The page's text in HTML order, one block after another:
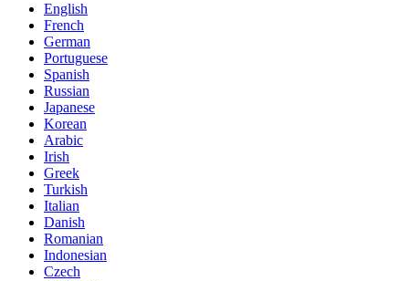
English
French
German
Portuguese
Spanish
Russian
Japanese
Korean
Arabic
Irish
Greek
Turkish
Italian
Danish
Romanian
Indonesian
Czech